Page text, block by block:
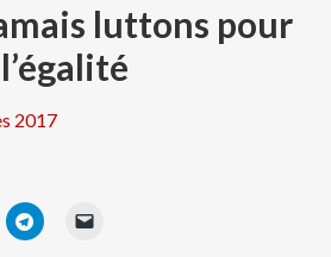
luttons pour
l’égalité
2017